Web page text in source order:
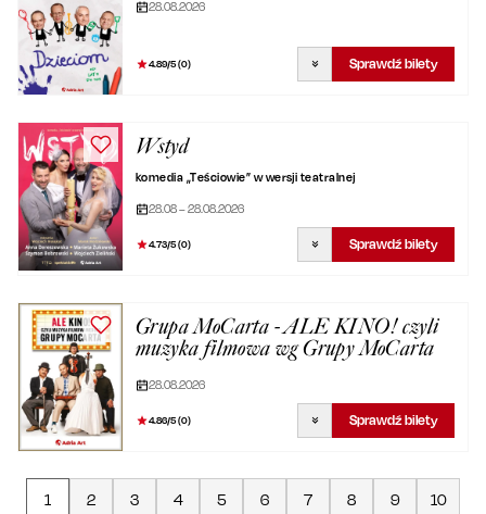
28.08.2026
4.89/5 (0) Sprawdź bilety
Wstyd
komedia „Teściowie” w wersji teatralnej
28.08 – 28.08.2026
4.73/5 (0) Sprawdź bilety
Grupa MoCarta - ALE KINO! czyli
muzyka filmowa wg Grupy MoCarta
28.08.2026
4.86/5 (0) Sprawdź bilety
1 2 3 4 5 6 7 8 9 10